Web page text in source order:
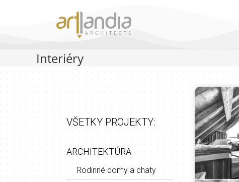
Interiéry
VŠETKY PROJEKTY:
ARCHITEKTÚRA
Rodinné domy a chaty